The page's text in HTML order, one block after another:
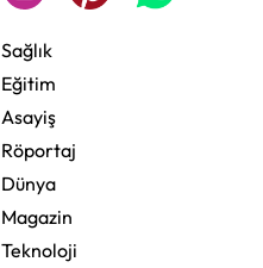
Sağlık
Eğitim
Asayiş
Röportaj
Dünya
Magazin
Teknoloji